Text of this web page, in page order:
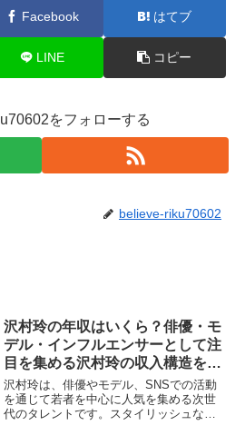
Facebook はてブ
LINE コピー
をフォローする
believe-riku70602
沢村玲の年収はいくら？俳優・モ
デル・インフルエンサーとして注
目を集める沢村玲の収入構造を徹
底解説
沢村玲は、俳優やモデル、SNSでの活動
を通じて若者を中心に人気を集める次世
代のタレントです。スタイリッシュなル